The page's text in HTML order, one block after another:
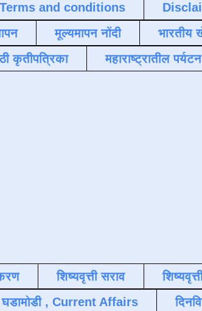
Terms and conditions
मूल्यमापन नोंदी भारतीय
कृतीपत्रिका
महाराष्ट्रातील
शिष्यवृत्ती सराव
, Current Affairs